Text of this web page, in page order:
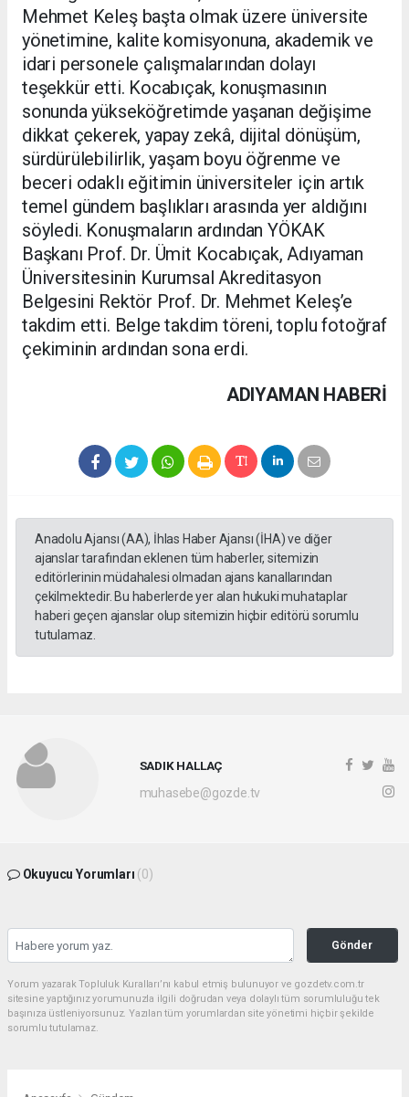
Mehmet Keleş başta olmak üzere üniversite
yönetimine, kalite komisyonuna, akademik ve
idari personele çalışmalarından dolayı
teşekkür etti. Kocabıçak, konuşmasının
sonunda yükseköğretimde yaşanan değişime
dikkat çekerek, yapay zekâ, dijital dönüşüm,
sürdürülebilirlik, yaşam boyu öğrenme ve
beceri odaklı eğitimin üniversiteler için artık
temel gündem başlıkları arasında yer aldığını
söyledi. Konuşmaların ardından YÖKAK
Başkanı Prof. Dr. Ümit Kocabıçak, Adıyaman
Üniversitesinin Kurumsal Akreditasyon
Belgesini Rektör Prof. Dr. Mehmet Keleş’e
takdim etti. Belge takdim töreni, toplu fotoğraf
çekiminin ardından sona erdi.
ADIYAMAN HABERİ
Anadolu Ajansı (AA), İhlas Haber Ajansı (İHA) ve diğer
ajanslar tarafından eklenen tüm haberler, sitemizin
editörlerinin müdahalesi olmadan ajans kanallarından
çekilmektedir. Bu haberlerde yer alan hukuki muhataplar
haberi geçen ajanslar olup sitemizin hiçbir editörü sorumlu
tutulamaz.
SADIK HALLAÇ
muhasebe@gozde.tv
Okuyucu Yorumları (0)
Gönder
Yorum yazarak Topluluk Kuralları’nı kabul etmiş bulunuyor ve gozdetv.com.tr
sitesine yaptığınız yorumunuzla ilgili doğrudan veya dolaylı tüm sorumluluğu tek
başınıza üstleniyorsunuz. Yazılan tüm yorumlardan site yönetimi hiçbir şekilde
sorumlu tutulamaz.